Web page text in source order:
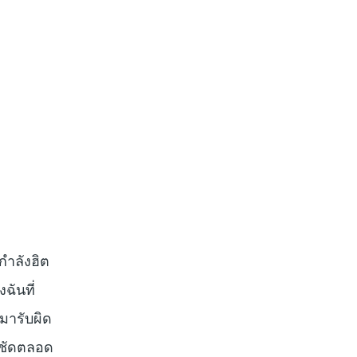
ำลังฮิต
ฉันที่
ารับผิด
ดตลอด